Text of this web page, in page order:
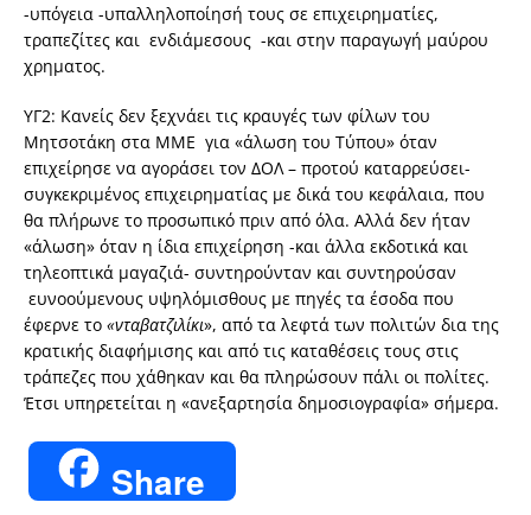
-υπόγεια -υπαλληλοποίησή τους σε επιχειρηματίες,
τραπεζίτες και ενδιάμεσους -και στην παραγωγή μαύρου
χρηματος.
ΥΓ2: Κανείς δεν ξεχνάει τις κραυγές των φίλων του
Μητσοτάκη στα ΜΜΕ για «άλωση του Τύπου» όταν
επιχείρησε να αγοράσει τον ΔΟΛ – προτού καταρρεύσει-
συγκεκριμένος επιχειρηματίας με δικά του κεφάλαια, που
θα πλήρωνε το προσωπικό πριν από όλα. Αλλά δεν ήταν
«άλωση» όταν η ίδια επιχείρηση -και άλλα εκδοτικά και
τηλεοπτικά μαγαζιά- συντηρούνταν και συντηρούσαν
ευνοούμενους υψηλόμισθους με πηγές τα έσοδα που
έφερνε το «νταβατζιλίκι», από τα λεφτά των πολιτών δια της
κρατικής διαφήμισης και από τις καταθέσεις τους στις
τράπεζες που χάθηκαν και θα πληρώσουν πάλι οι πολίτες.
Έτσι υπηρετείται η «ανεξαρτησία δημοσιογραφία» σήμερα.
Share